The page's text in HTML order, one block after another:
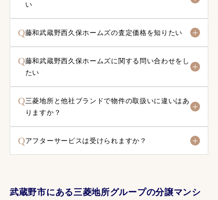
い
Q藤和武蔵野西久保ホームズの査定価格を知りたい
Q藤和武蔵野西久保ホームズに関する問い合わせをし
たい
Q三菱地所と他社ブランドで物件の取扱いに違いはあ
りますか？
Qアフターサービスは受けられますか？
武蔵野市にある三菱地所グループの分譲マンシ